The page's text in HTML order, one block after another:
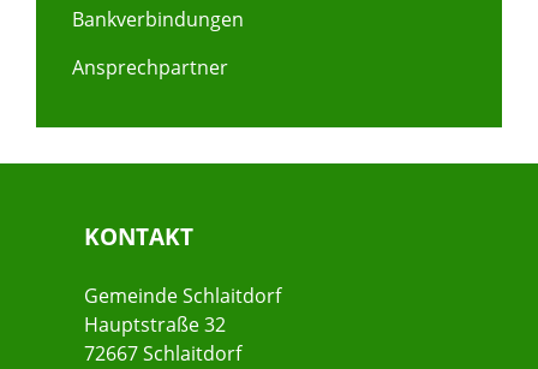
Bankverbindungen
Ansprechpartner
KONTAKT
Gemeinde Schlaitdorf
Hauptstraße 32
72667 Schlaitdorf